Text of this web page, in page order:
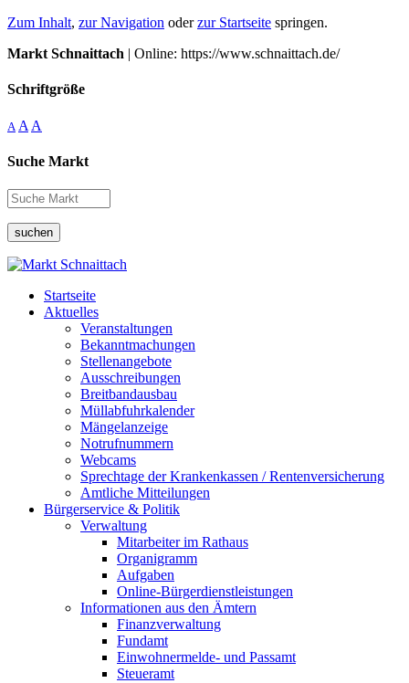
Zum Inhalt, zur Navigation oderzur Startseite springen.
Markt Schnaittach | Online: https://www.schnaittach.de/
Schriftgröße
A A A
Suche Markt
suchen
Startseite
Aktuelles
Veranstaltungen
Bekanntmachungen
Stellenangebote
Ausschreibungen
Breitbandausbau
Müllabfuhrkalender
Mängelanzeige
Notrufnummern
Webcams
Sprechtage der Krankenkassen / Rentenversicherung
Amtliche Mitteilungen
Bürgerservice & Politik
Verwaltung
Mitarbeiter im Rathaus
Organigramm
Aufgaben
Online-Bürgerdienstleistungen
Informationen aus den Ämtern
Finanzverwaltung
Fundamt
Einwohnermelde- und Passamt
Steueramt